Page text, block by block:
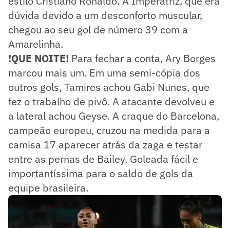
dúvida devido a um desconforto muscular,
chegou ao seu gol de número 39 com a
Amarelinha.
!QUE NOITE! Para fechar a conta, Ary Borges
marcou mais um. Em uma semi-cópia dos
outros gols, Tamires achou Gabi Nunes, que
fez o trabalho de pivô. A atacante devolveu e
a lateral achou Geyse. A craque do Barcelona,
campeão europeu, cruzou na medida para a
camisa 17 aparecer atrás da zaga e testar
entre as pernas de Bailey. Goleada fácil e
importantíssima para o saldo de gols da
equipe brasileira.